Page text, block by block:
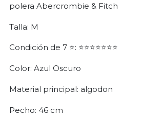
polera Abercrombie & Fitch
Talla: M
Condición de 7 ⭐: ⭐⭐⭐⭐⭐⭐⭐
Color: Azul Oscuro
Material principal: algodon
Pecho: 46 cm